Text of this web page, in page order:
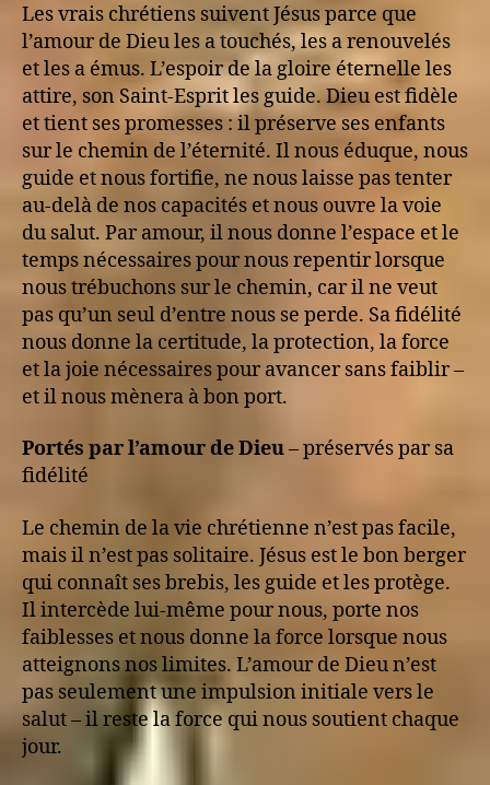
Les vrais chrétiens suivent Jésus parce que
l’amour de Dieu les a touchés, les a renouvelés
et les a émus. L’espoir de la gloire éternelle les
attire, son Saint-Esprit les guide. Dieu est fidèle
et tient ses promesses : il préserve ses enfants
sur le chemin de l’éternité. Il nous éduque, nous
guide et nous fortifie, ne nous laisse pas tenter
au-delà de nos capacités et nous ouvre la voie
du salut. Par amour, il nous donne l’espace et le
temps nécessaires pour nous repentir lorsque
nous trébuchons sur le chemin, car il ne veut
pas qu’un seul d’entre nous se perde. Sa fidélité
nous donne la certitude, la protection, la force
et la joie nécessaires pour avancer sans faiblir –
et il nous mènera à bon port.
Portés par l’amour de Dieu– préservés par sa
fidélité
Le chemin de la vie chrétienne n’est pas facile,
mais il n’est pas solitaire. Jésus est le bon berger
qui connaît ses brebis, les guide et les protège.
Il intercède lui-même pour nous, porte nos
faiblesses et nous donne la force lorsque nous
atteignons nos limites. L’amour de Dieu n’est
pas seulement une impulsion initiale vers le
salut – il reste la force qui nous soutient chaque
jour.